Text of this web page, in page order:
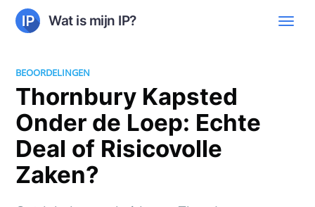
Wat is mijn IP?
BEOORDELINGEN
Thornbury Kapsted
Onder de Loep: Echte
Deal of Risicovolle
Zaken?